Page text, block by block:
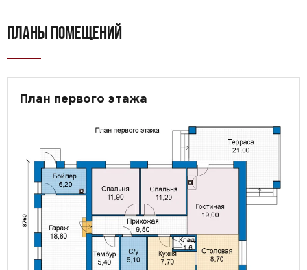
ПЛАНЫ ПОМЕЩЕНИЙ
План первого этажа